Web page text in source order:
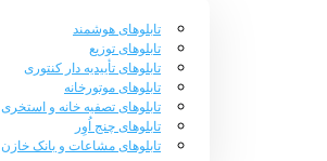
تابلوهای هوشمند
تابلوهای توزیع
تابلوهای تأییدیه دار کنتوری
تابلوهای موتورخانه
تابلوهای تصفیه خانه و استخری
تابلوهای چنج اُوِر
تابلوهای مشاعات و بانک خازن